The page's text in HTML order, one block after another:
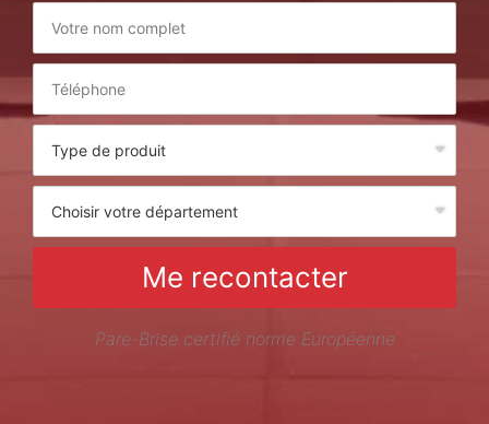
Me recontacter
Pare-Brise certifié norme Européenne